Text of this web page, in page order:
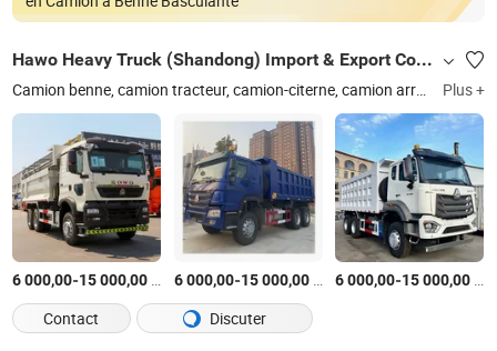
Hawo Heavy Truck (Shandong) Import & Export Co., Ltd.
Camion benne, camion tracteur, camion-citerne, camion arroseur, camion malaxeur, excavatrice, chargeuse, grue, bulldozer, semi-remorques Plus +
6 000,00-15 000,00 /Pièce
6 000,00-15 000,00$US /Pièce
6 000,00-15 000,00
Contact
Discuter